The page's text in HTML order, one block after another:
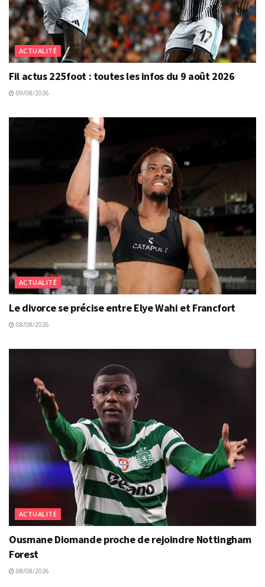
ACTUALITÉ
Fil actus 225foot : toutes les infos du 9 août 2026
09/08/2026
ACTUALITÉ
Le divorce se précise entre Elye Wahi et Francfort
08/08/2026
ACTUALITÉ
Ousmane Diomande proche de rejoindre Nottingham
Forest
08/08/2026